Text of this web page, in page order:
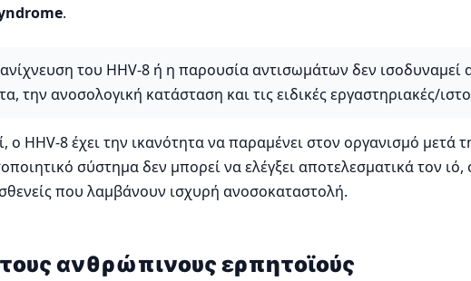
.
του HHV-8 ή η παρουσία αντισωμάτων δεν ισοδυναμεί
την ανοσολογική κατάσταση και τις ειδικές εργαστηριακές/
ο HHV-8 έχει την ικανότητα να παραμένει στον οργανισμό μετά
σύστημα δεν μπορεί να ελέγξει αποτελεσματικά τον
που λαμβάνουν ισχυρή ανοσοκαταστολή.
ανθρώπινους ερπητοϊούς